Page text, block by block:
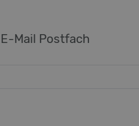
E-Mail Postfach